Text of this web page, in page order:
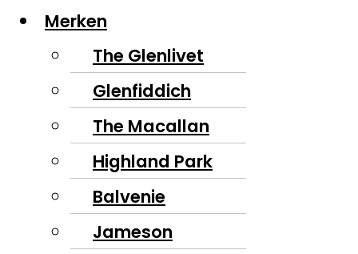
Merken
The Glenlivet
Glenfiddich
The Macallan
Highland Park
Balvenie
Jameson